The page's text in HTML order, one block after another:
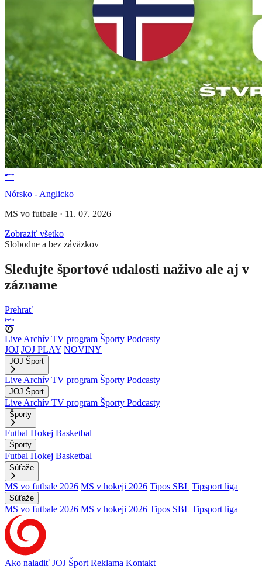
Nórsko - Anglicko
MS vo futbale · 11. 07. 2026
Zobraziť všetko
Slobodne a bez záväzkov
Sledujte športové udalosti naživo ale aj v
zázname
Prehrať
Live Archív TV program Športy Podcasty
JOJ JOJ PLAY NOVINY
JOJ Šport
Live Archív TV program Športy Podcasty
JOJ Šport
Live Archív TV program Športy Podcasty
Športy
Futbal Hokej Basketbal
Športy
Futbal Hokej Basketbal
Súťaže
MS vo futbale 2026 MS v hokeji 2026 Tipos SBL Tipsport liga
Súťaže
MS vo futbale 2026 MS v hokeji 2026 Tipos SBL Tipsport liga
Ako naladiť JOJ Šport Reklama Kontakt